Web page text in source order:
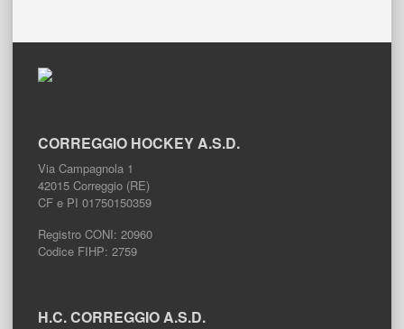
CORREGGIO HOCKEY A.S.D.
Via Campagnola 1
42015 Correggio (RE)
CF e PI 01750150359
Registro CONI: 20960
Codice FIHP: 2759
H.C. CORREGGIO A.S.D.